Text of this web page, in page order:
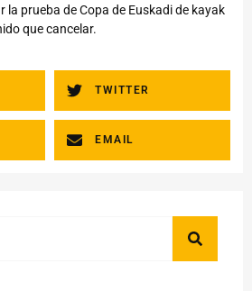
la prueba de Copa de Euskadi de kayak
que cancelar.
TWITTER
EMAIL